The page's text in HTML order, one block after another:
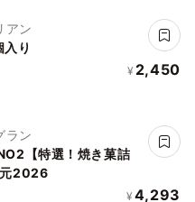
アン
り
¥ 2,450
ラン
【特選！焼き菓詰
お中元2026
¥ 4,293